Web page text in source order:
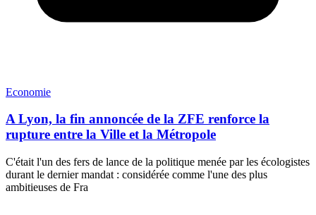
Economie
A Lyon, la fin annoncée de la ZFE renforce la
rupture entre la Ville et la Métropole
C'était l'un des fers de lance de la politique menée par les écologistes
durant le dernier mandat : considérée comme l'une des plus
ambitieuses de Fra